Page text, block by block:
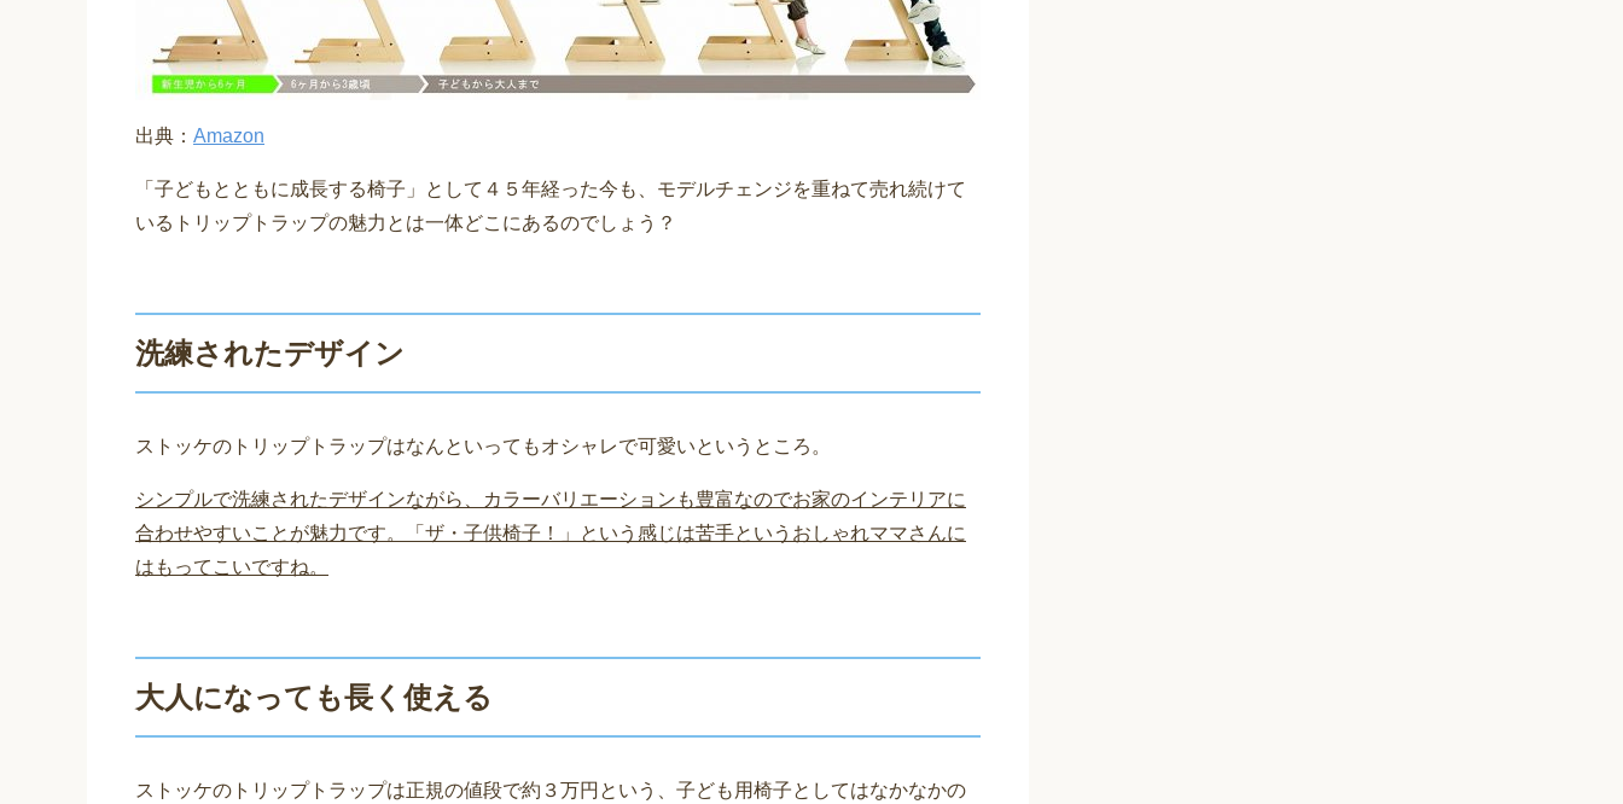
出典： Amazon
「子どもとともに成長する椅子」として４５年経った今も、モデルチェンジを重ねて売れ続けて
いるトリップトラップの魅力とは一体どこにあるのでしょう？
洗練されたデザイン
ストッケのトリップトラップはなんといってもオシャレで可愛いというところ。
シンプルで洗練されたデザインながら、カラーバリエーションも豊富なのでお家のインテリアに
合わせやすいことが魅力です。「ザ・子供椅子！」という感じは苦手というおしゃれママさんに
はもってこいですね。
大人になっても長く使える
ストッケのトリップトラップは正規の値段で約３万円という、子ども用椅子としてはなかなかの